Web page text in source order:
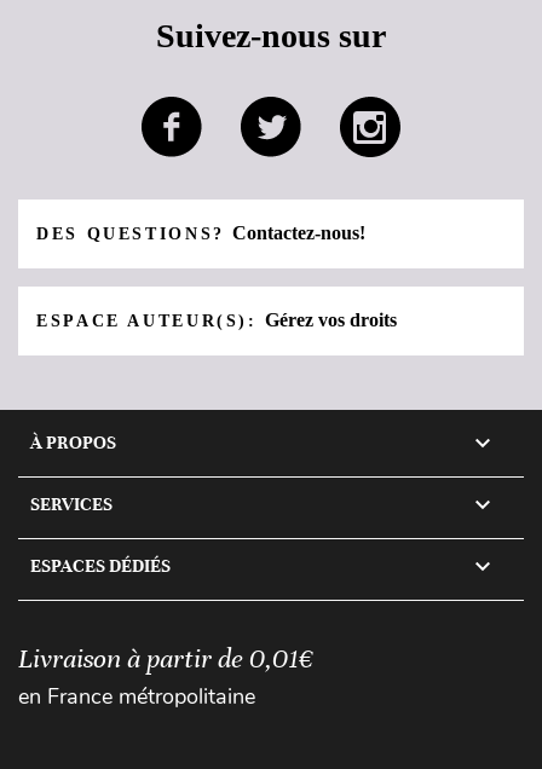
Suivez-nous sur
DES QUESTIONS?Contactez-nous!
ESPACE AUTEUR(S):Gérez vos droits
À PROPOS 
SERVICES 
ESPACES DÉDIÉS 
Livraison à partir de 0,01€
en France métropolitaine